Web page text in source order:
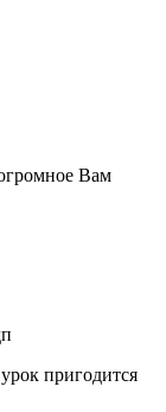
Вам
пригодится